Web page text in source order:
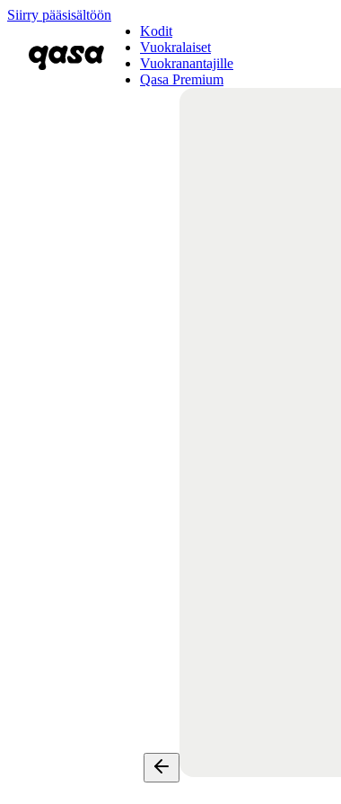
Siirry pääsisältöön
Kodit
Vuokralaiset
Vuokranantajille
Qasa Premium